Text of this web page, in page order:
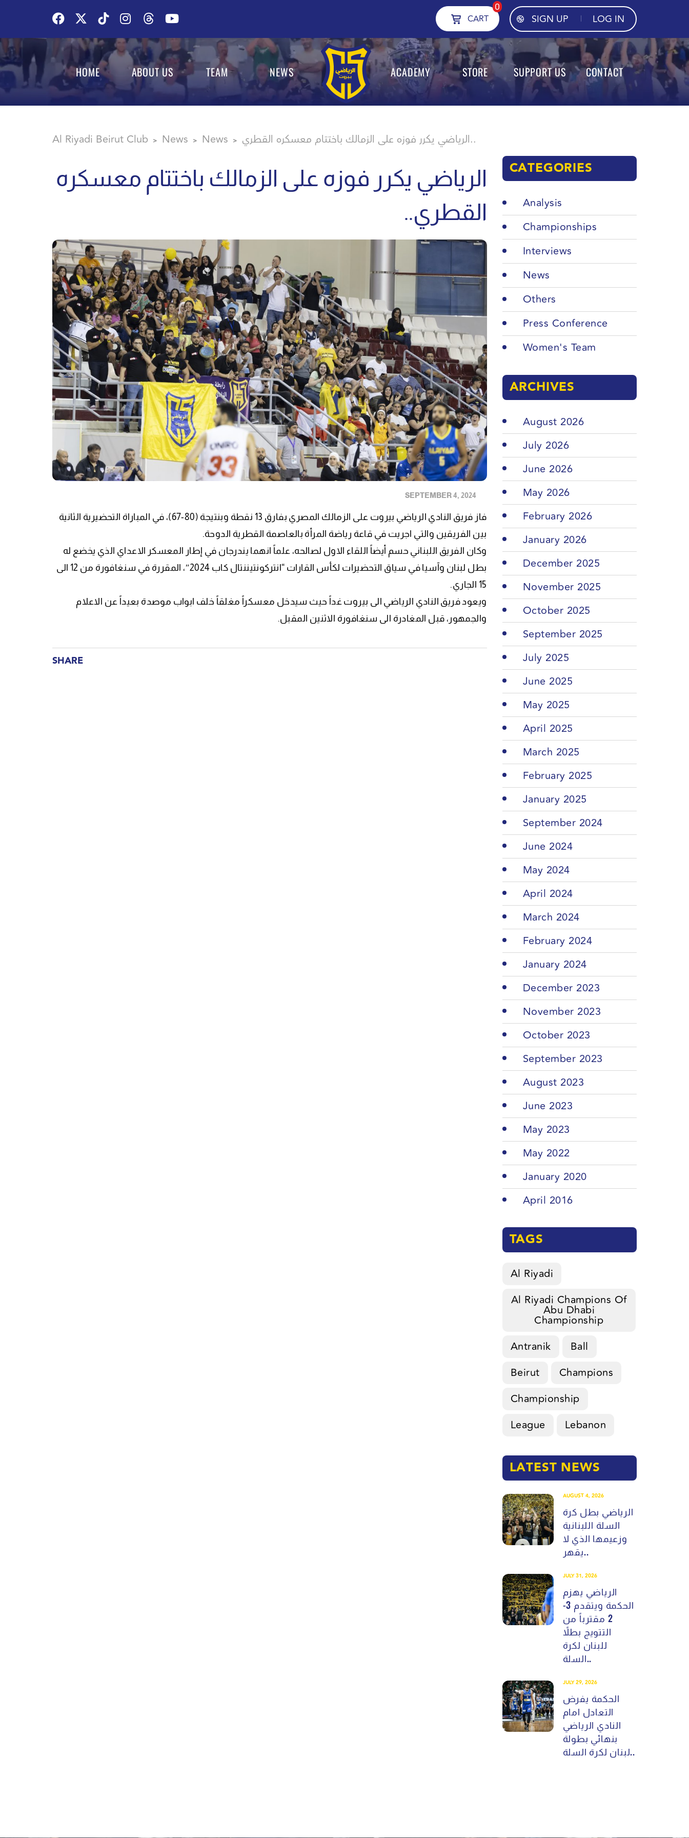
SIGN UP LOG IN
0
CART
HOME ABOUT US TEAM NEWS ACADEMY STORE SUPPORT US CONTACT
Al Riyadi Beirut Club > News > News > الرياضي يكرر فوزه على الزمالك باختتام معسكره القطري..
الرياضي يكرر فوزه على الزمالك باختتام معسكره
القطري..
فاز فريق النادي الرياضي بيروت على الزمالك المصري بفارق 13 نقطة وبنتيجة (80-67)، في المباراة التحضيرية الثانية
بين الفريقين والتي اجريت في قاعة رياضة المرأة بالعاصمة القطرية الدوحة.
وكان الفريق اللبناني حسم أيضاً اللقاء الاول لصالحه، علماً انهما يندرجان في إطار المعسكر الاعداي الذي يخضع له
بطل لبنان وآسيا في سياق التحضيرات لكأس القارات “انتركونتيننتال كاب 2024″، المقررة في سنغافورة من 12 الى
15 الجاري.
ويعود فريق النادي الرياضي الى بيروت غداً حيث سيدخل معسكراً مغلقاً خلف ابواب موصدة بعيداً عن الاعلام
والجمهور، قبل المغادرة الى سنغافورة الاثنين المقبل.
SHARE
CATEGORIES
Analysis
Championships
Interviews
News
Others
Press Conference
Women's Team
ARCHIVES
August 2026
July 2026
June 2026
May 2026
February 2026
January 2026
December 2025
November 2025
October 2025
September 2025
July 2025
June 2025
May 2025
April 2025
March 2025
February 2025
January 2025
September 2024
June 2024
May 2024
April 2024
March 2024
February 2024
January 2024
December 2023
November 2023
October 2023
September 2023
August 2023
June 2023
May 2023
May 2022
January 2020
April 2016
TAGS
Al Riyadi
Al Riyadi Champions Of
Abu Dhabi
Championship
Antranik
Ball
Beirut
Champions
Championship
League
Lebanon
LATEST NEWS
AUGUST 4, 2026
الرياضي بطل كرة
السلة اللبنانية
وزعيمها الذي لا
يقهر..
JULY 31, 2026
الرياضي يهزم
الحكمة ويتقدم 3-
2 مقترباً من
التتويج بطلاً
للبنان لكرة
السلة..
JULY 29, 2026
الحكمة يفرض
التعادل امام
النادي الرياضي
بنهائي بطولة
لبنان لكرة السلة..